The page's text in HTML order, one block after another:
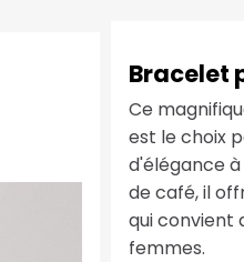
Bracelet
Ce
est le choix
d'élégance
de café, il
qui convient
femmes.